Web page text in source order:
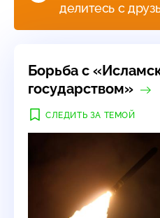
делитесь с
Борьба с
государством»
СЛЕДИТЬ ЗА ТЕМОЙ